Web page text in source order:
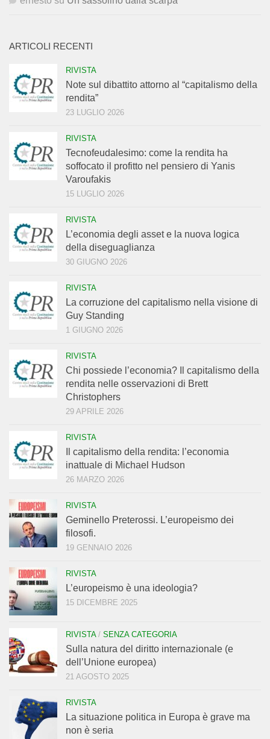
ARTICOLI RECENTI
RIVISTA
Note sul dibattito attorno al “capitalismo della
rendita”
23 LUGLIO 2026
RIVISTA
Tecnofeudalesimo: come la rendita ha
soffocato il profitto nel pensiero di Yanis
Varoufakis
15 LUGLIO 2026
RIVISTA
L’economia degli asset e la nuova logica
della diseguaglianza
30 GIUGNO 2026
RIVISTA
La corruzione del capitalismo nella visione di
Guy Standing
1 GIUGNO 2026
RIVISTA
Chi possiede l’economia? Il capitalismo della
rendita nelle osservazioni di Brett
Christophers
29 APRILE 2026
RIVISTA
Il capitalismo della rendita: l’economia
inattuale di Michael Hudson
26 MARZO 2026
RIVISTA
Geminello Preterossi. L’europeismo dei
filosofi.
19 GENNAIO 2026
RIVISTA
L’europeismo è una ideologia?
15 DICEMBRE 2025
RIVISTA/ SENZA CATEGORIA
Sulla natura del diritto internazionale (e
dell’Unione europea)
21 AGOSTO 2025
RIVISTA
La situazione politica in Europa è grave ma
non è seria